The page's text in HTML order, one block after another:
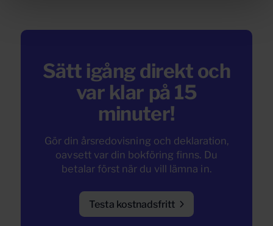
Sätt igång direkt och
var klar på 15
minuter!
Gör din årsredovisning och deklaration,
oavsett var din bokföring finns. Du
betalar först när du vill lämna in.
Testa kostnadsfritt